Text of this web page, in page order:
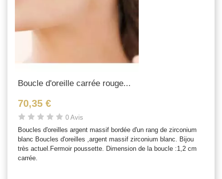
Boucle d'oreille carrée rouge...
70,35 €
0 Avis
Boucles d'oreilles argent massif bordée d'un rang de zirconium
blanc Boucles d'oreilles ,argent massif zirconium blanc. Bijou
très actuel.Fermoir poussette. Dimension de la boucle :1,2 cm
carrée.